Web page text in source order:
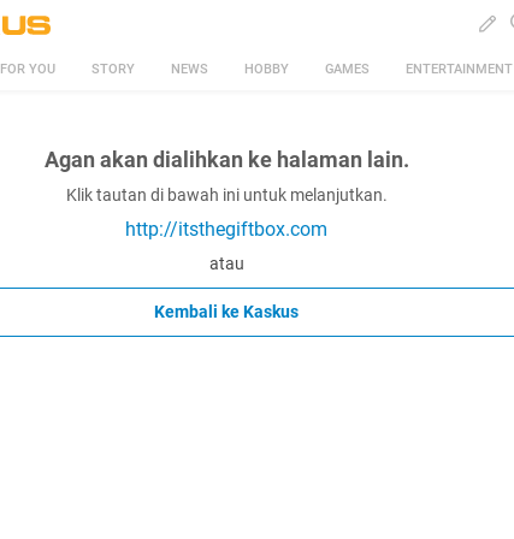
FOR YOU STORY NEWS HOBBY GAMES ENTERTAINMENT
Agan akan dialihkan ke halaman lain.
Klik tautan di bawah ini untuk melanjutkan.
http://itsthegiftbox.com
atau
Kembali ke Kaskus